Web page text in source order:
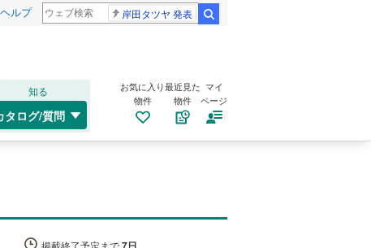
ヘルプ 岸田タツヤ 発表
知る
タログ/質問
お気に入り
物件
最近見た
物件
マイ
ページ
掲載終了予定まで